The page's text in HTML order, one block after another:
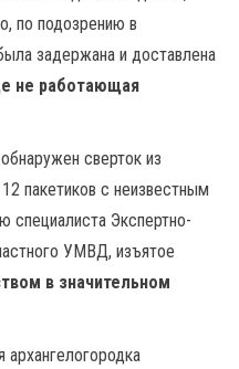
по подозрению в
задержана и доставлена
не работающая
сверток из
пакетиков с неизвестным
специалиста Экспертно-
УМВД, изъятое
в значительном